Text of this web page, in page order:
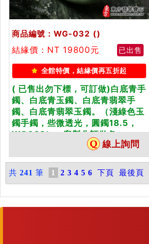
商品編號：WG-032 ()
結緣價：NT 19800元
已出售
全館特價，結緣價再五折起
( 已售出勿下標，可訂做)白底青手
鐲、白底青玉鐲、白底青翡翠手
鐲、白底青翡翠玉鐲。（淺綠色玉
鐲手鐲，些微透光，圓鐲18.5，
WG032）。客製化訂做各...
線上詢問
共 241 筆 1 2 3 4 5 6 下頁 最後頁